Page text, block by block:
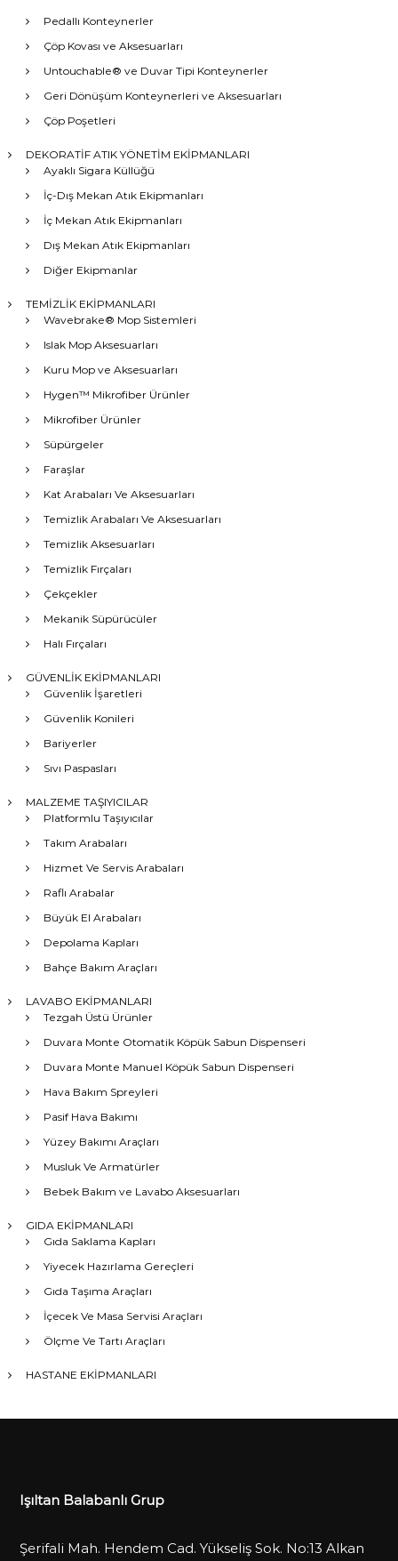
Pedallı Konteynerler
Çöp Kovası ve Aksesuarları
Untouchable® ve Duvar Tipi Konteynerler
Geri Dönüşüm Konteynerleri ve Aksesuarları
Çöp Poşetleri
DEKORATİF ATIK YÖNETİM EKİPMANLARI
Ayaklı Sigara Küllüğü
İç-Dış Mekan Atık Ekipmanları
İç Mekan Atık Ekipmanları
Dış Mekan Atık Ekipmanları
Diğer Ekipmanlar
TEMİZLİK EKİPMANLARI
Wavebrake® Mop Sistemleri
Islak Mop Aksesuarları
Kuru Mop ve Aksesuarları
Hygen™ Mikrofiber Ürünler
Mikrofiber Ürünler
Süpürgeler
Faraşlar
Kat Arabaları Ve Aksesuarları
Temizlik Arabaları Ve Aksesuarları
Temizlik Aksesuarları
Temizlik Fırçaları
Çekçekler
Mekanik Süpürücüler
Halı Fırçaları
GÜVENLİK EKİPMANLARI
Güvenlik İşaretleri
Güvenlik Konileri
Bariyerler
Sıvı Paspasları
MALZEME TAŞIYICILAR
Platformlu Taşıyıcılar
Takım Arabaları
Hizmet Ve Servis Arabaları
Raflı Arabalar
Büyük El Arabaları
Depolama Kapları
Bahçe Bakım Araçları
LAVABO EKİPMANLARI
Tezgah Üstü Ürünler
Duvara Monte Otomatik Köpük Sabun Dispenseri
Duvara Monte Manuel Köpük Sabun Dispenseri
Hava Bakım Spreyleri
Pasif Hava Bakımı
Yüzey Bakımı Araçları
Musluk Ve Armatürler
Bebek Bakım ve Lavabo Aksesuarları
GIDA EKİPMANLARI
Gıda Saklama Kapları
Yiyecek Hazırlama Gereçleri
Gıda Taşıma Araçları
İçecek Ve Masa Servisi Araçları
Ölçme Ve Tartı Araçları
HASTANE EKİPMANLARI
Işıltan Balabanlı Grup
Şerifali Mah. Hendem Cad. Yükseliş Sok. No:13 Alkan